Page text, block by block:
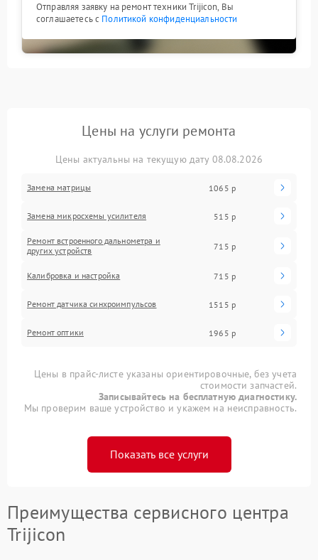
Отправляя заявку на ремонт техники Trijicon, Вы
соглашаетесь с Политикой конфиденциальности
Цены на услуги ремонта
Цены актуальны на текущую дату 08.08.2026
Замена матрицы 1065 р
Замена микросхемы усилителя 515 р
Ремонт встроенного дальнометра и
других устройств
715 р
Калибровка и настройка 715 р
Ремонт датчика синхроимпульсов 1515 р
Ремонт оптики 1965 р
Цены в прайс-листе указаны ориентировочные, без учета
стоимости запчастей.
Записывайтесь на бесплатную диагностику.
Мы проверим ваше устройство и укажем на неисправность.
Показать все услуги
Преимущества сервисного центра
Trijicon